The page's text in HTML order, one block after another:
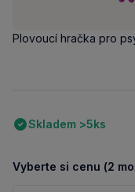
Plovoucí hračka pro
Skladem >5ks
Vyberte si cenu (2